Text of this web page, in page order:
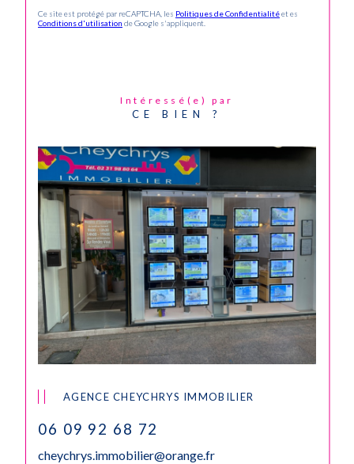
Ce site est protégé par reCAPTCHA, les Politiques de Confidentialitéet es
Conditions d'utilisation de Google s'appliquent.
Intéressé(e) par
CE BIEN ?
AGENCE CHEYCHRYS IMMOBILIER
06 09 92 68 72
cheychrys.immobilier@orange.fr